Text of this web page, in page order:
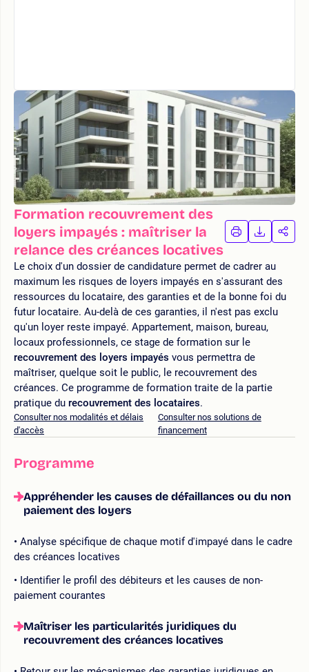
Formation recouvrement des
loyers impayés : maîtriser la
relance des créances locatives
IMPRIMER
LA
LA
Le choix d'un dossier de candidature permet de cadrer au
maximum les risques de loyers impayés en s'assurant des
ressources du locataire, des garanties et de la bonne foi du
futur locataire. Au-delà de ces garanties, il n'est pas exclu
qu'un loyer reste impayé. Appartement, maison, bureau,
locaux professionnels, ce stage de formation sur le
recouvrement des loyers impayés vous permettra de
maîtriser, quelque soit le public, le recouvrement des
créances. Ce programme de formation traite de la partie
pratique du recouvrement des locataires.
Consulter nos modalités et délais
d'accès
Consulter nos solutions de
financement
Programme
Appréhender les causes de défaillances ou du non
paiement des loyers
Analyse spécifique de chaque motif d'impayé dans le cadre
des créances locatives
Identifier le profil des débiteurs et les causes de non-
paiement courantes
Maîtriser les particularités juridiques du
recouvrement des créances locatives